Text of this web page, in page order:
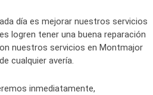
día es mejorar nuestros servicios
logren tener una buena reparación
nuestros servicios en Montmajor
cualquier avería.
inmediatamente,